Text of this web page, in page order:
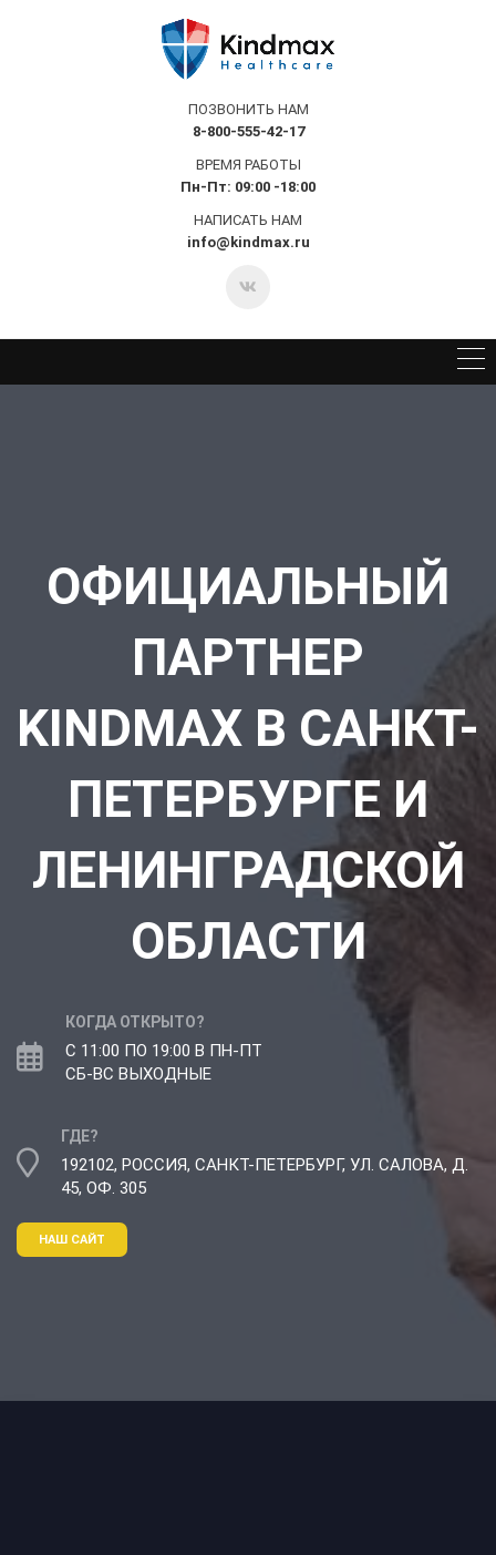
ПОЗВОНИТЬ НАМ
8-800-555-42-17
ВРЕМЯ РАБОТЫ
Пн-Пт: 09:00 -18:00
НАПИСАТЬ НАМ
info@kindmax.ru
ОФИЦИАЛЬНЫЙ
ПАРТНЕР
KINDMAX В САНКТ-
ПЕТЕРБУРГЕ И
ЛЕНИНГРАДСКОЙ
ОБЛАСТИ
КОГДА ОТКРЫТО?
С 11:00 ПО 19:00 В ПН-ПТ
СБ-ВС ВЫХОДНЫЕ
ГДЕ?
192102, РОССИЯ, САНКТ-ПЕТЕРБУРГ, УЛ. САЛОВА, Д.
45, ОФ. 305
НАШ САЙТ